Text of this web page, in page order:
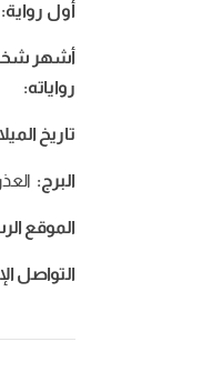
أول رواية:
أشهر
رواياته:
تاريخ
البرج:
الموقع
التواصل